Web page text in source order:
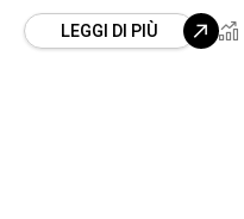
LEGGI DI PIÙ